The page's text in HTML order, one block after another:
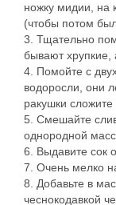
ножку мидии, на
(чтобы потом
3. Тщательно
бывают хрупкие,
4. Помойте с
водоросли, они
ракушки сложите
5. Смешайте
однородной
6. Выдавите сок
7. Очень мелко
8. Добавьте в
чеснокодавкой